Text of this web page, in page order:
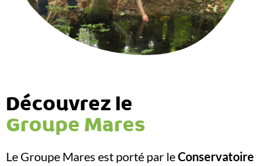
Découvrez le
Groupe Mares
Le Groupe Mares est porté par leConservatoire